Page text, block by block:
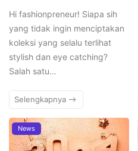
Hi fashionpreneur! Siapa sih
yang tidak ingin menciptakan
koleksi yang selalu terlihat
stylish dan eye catching?
Salah satu…
Selengkapnya
News